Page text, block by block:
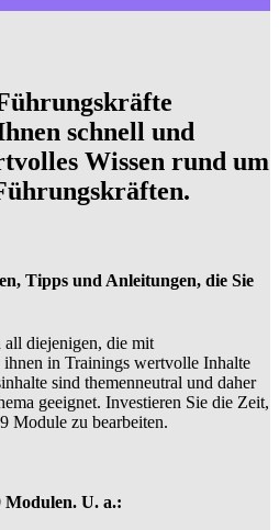
schnell und
Wissen rund um
Tipps und Anleitungen, die Sie
all diejenigen, die mit
in Trainings wertvolle Inhalte
sind themenneutral und daher
geeignet. Investieren Sie die Zeit,
Module zu bearbeiten.
Modulen. U. a.: